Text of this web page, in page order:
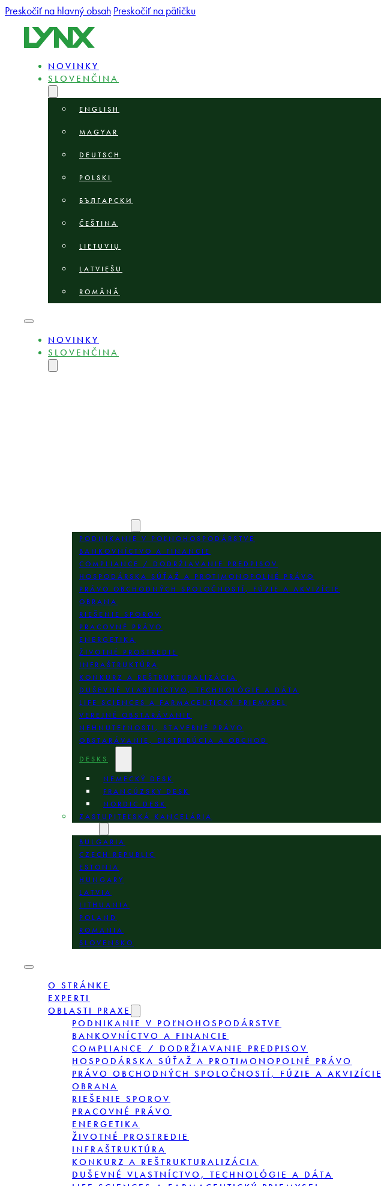
Preskočiť na hlavný obsah Preskočiť na pätičku
NOVINKY
SLOVENČINA
ENGLISH
MAGYAR
DEUTSCH
POLSKI
БЪЛГАРСКИ
ČEŠTINA
LIETUVIŲ
LATVIEŠU
ROMÂNĂ
NOVINKY
SLOVENČINA
PODNIKANIE V POĽNOHOSPODÁRSTVE
BANKOVNÍCTVO A FINANCIE
COMPLIANCE / DODRŽIAVANIE PREDPISOV
HOSPODÁRSKA SÚŤAŽ A PROTIMONOPOLNÉ PRÁVO
PRÁVO OBCHODNÝCH SPOLOČNOSTÍ, FÚZIE A AKVIZÍCIE
OBRANA
RIEŠENIE SPOROV
PRACOVNÉ PRÁVO
ENERGETIKA
ŽIVOTNÉ PROSTREDIE
INFRAŠTRUKTÚRA
KONKURZ A REŠTRUKTURALIZÁCIA
DUŠEVNÉ VLASTNÍCTVO, TECHNOLÓGIE A DÁTA
LIFE SCIENCES A FARMACEUTICKÝ PRIEMYSEL
VEREJNÉ OBSTARÁVANIE
NEHNUTEĽNOSTI, STAVEBNÉ PRÁVO
OBSTARÁVANIE, DISTRIBÚCIA A OBCHOD
DESKS
NEMECKÝ DESK
FRANCÚZSKY DESK
NORDIC DESK
ZASTUPITEĽSKÁ KANCELÁRIA
BULGARIA
CZECH REPUBLIC
ESTONIA
HUNGARY
LATVIA
LITHUANIA
POLAND
ROMANIA
SLOVENSKO
O STRÁNKE
EXPERTI
OBLASTI PRAXE
PODNIKANIE V POĽNOHOSPODÁRSTVE
BANKOVNÍCTVO A FINANCIE
COMPLIANCE / DODRŽIAVANIE PREDPISOV
HOSPODÁRSKA SÚŤAŽ A PROTIMONOPOLNÉ PRÁVO
PRÁVO OBCHODNÝCH SPOLOČNOSTÍ, FÚZIE A AKVIZÍCIE
OBRANA
RIEŠENIE SPOROV
PRACOVNÉ PRÁVO
ENERGETIKA
ŽIVOTNÉ PROSTREDIE
INFRAŠTRUKTÚRA
KONKURZ A REŠTRUKTURALIZÁCIA
DUŠEVNÉ VLASTNÍCTVO, TECHNOLÓGIE A DÁTA